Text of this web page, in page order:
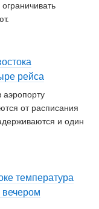
рейса
аэропорту
от расписания
и один
температура
вечером